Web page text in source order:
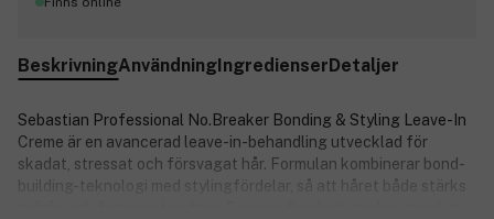
BeskrivningAnvändningIngredienserDetaljer
Sebastian Professional No.Breaker Bonding & Styling Leave-In
Creme är en avancerad leave-in-behandling utvecklad för
skadat, stressat och försvagat hår. Formulan kombinerar bond-
building-teknologi med stylingfördelar, så att håret både stärks